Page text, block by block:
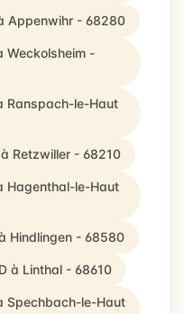
Appenwihr - 68280
Weckolsheim -
Ranspach-le-Haut
Retzwiller - 68210
Hagenthal-le-Haut
Hindlingen - 68580
à Linthal - 68610
Spechbach-le-Haut